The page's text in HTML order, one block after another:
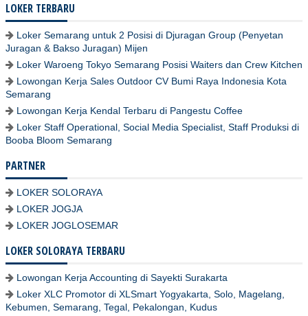
LOKER TERBARU
Loker Semarang untuk 2 Posisi di Djuragan Group (Penyetan
Juragan & Bakso Juragan) Mijen
Loker Waroeng Tokyo Semarang Posisi Waiters dan Crew Kitchen
Lowongan Kerja Sales Outdoor CV Bumi Raya Indonesia Kota
Semarang
Lowongan Kerja Kendal Terbaru di Pangestu Coffee
Loker Staff Operational, Social Media Specialist, Staff Produksi di
Booba Bloom Semarang
PARTNER
LOKER SOLORAYA
LOKER JOGJA
LOKER JOGLOSEMAR
LOKER SOLORAYA TERBARU
Lowongan Kerja Accounting di Sayekti Surakarta
Loker XLC Promotor di XLSmart Yogyakarta, Solo, Magelang,
Kebumen, Semarang, Tegal, Pekalongan, Kudus